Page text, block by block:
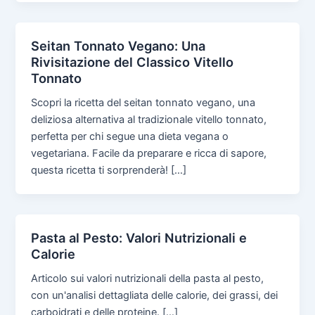
Seitan Tonnato Vegano: Una
Rivisitazione del Classico Vitello
Tonnato
Scopri la ricetta del seitan tonnato vegano, una
deliziosa alternativa al tradizionale vitello tonnato,
perfetta per chi segue una dieta vegana o
vegetariana. Facile da preparare e ricca di sapore,
questa ricetta ti sorprenderà! […]
Pasta al Pesto: Valori Nutrizionali e
Calorie
Articolo sui valori nutrizionali della pasta al pesto,
con un'analisi dettagliata delle calorie, dei grassi, dei
carboidrati e delle proteine. […]